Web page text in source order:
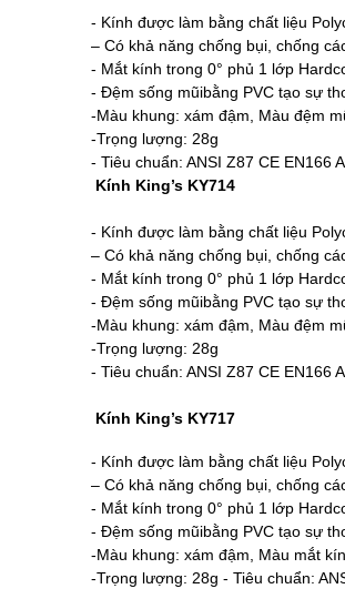
- Kính được làm bằng chất liệu
– Có khả năng chống bụi, chống
- Mắt kính trong 0° phủ 1 lớp
- Đệm sống mũibằng PVC tạo sự
-Màu khung: xám đậm, Màu đệm
-Trọng lượng: 28g
- Tiêu chuẩn: ANSI Z87 CE EN166
Kính King’s KY714
- Kính được làm bằng chất liệu
– Có khả năng chống bụi, chống
- Mắt kính trong 0° phủ 1 lớp
- Đệm sống mũibằng PVC tạo sự
-Màu khung: xám đậm, Màu đệm
-Trọng lượng: 28g
- Tiêu chuẩn: ANSI Z87 CE EN166
Kính King’s KY717
- Kính được làm bằng chất liệu
– Có khả năng chống bụi, chống
- Mắt kính trong 0° phủ 1 lớp
- Đệm sống mũibằng PVC tạo sự
-Màu khung: xám đậm, Màu mắt
-Trọng lượng: 28g - Tiêu chuẩn: